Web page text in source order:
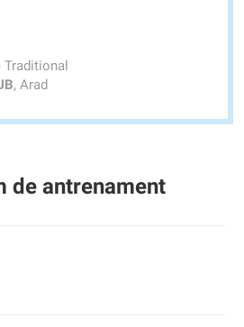
Traditional
, Arad
de antrenament